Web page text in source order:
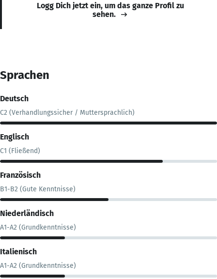
Logg Dich jetzt ein, um das ganze Profil zu
sehen.
Sprachen
Deutsch
C2 (Verhandlungssicher / Muttersprachlich)
Englisch
C1 (Fließend)
Französisch
B1-B2 (Gute Kenntnisse)
Niederländisch
A1-A2 (Grundkenntnisse)
Italienisch
A1-A2 (Grundkenntnisse)